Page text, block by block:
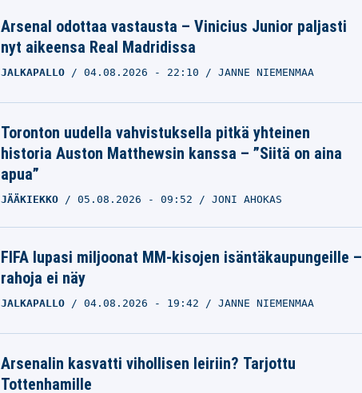
Arsenal odottaa vastausta – Vinicius Junior paljasti
nyt aikeensa Real Madridissa
JALKAPALLO 04.08.2026 - 22:10 JANNE NIEMENMAA
Toronton uudella vahvistuksella pitkä yhteinen
historia Auston Matthewsin kanssa – ”Siitä on aina
apua”
JÄÄKIEKKO 05.08.2026 - 09:52 JONI AHOKAS
FIFA lupasi miljoonat MM-kisojen isäntäkaupungeille –
rahoja ei näy
JALKAPALLO 04.08.2026 - 19:42 JANNE NIEMENMAA
Arsenalin kasvatti vihollisen leiriin? Tarjottu
Tottenhamille